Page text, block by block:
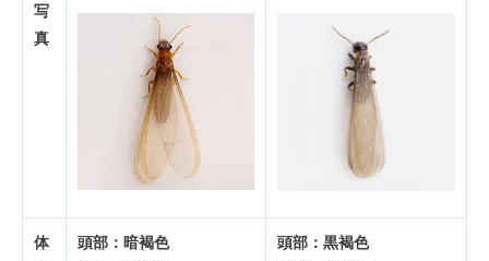
写
真
体
頭部：暗褐色
頭部：黒褐色